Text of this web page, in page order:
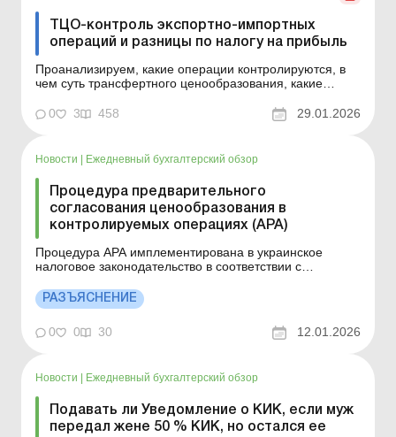
ТЦО-контроль экспортно-импортных
операций и разницы по налогу на прибыль
Проанализируем, какие операции контролируются, в
чем суть трансфертного ценообразования, какие
и что такое «конструктивные дивиденды».
Плательщики налога на прибыль, которые
услуги), должны пом...
0 3 458 29.01.2026
Новости | Ежедневный бухгалтерский обзор
Процедура предварительного
согласования ценообразования в
контролируемых операциях (APA)
Процедура АРА имплементирована в украинское
налоговое законодательство в соответствии с
практиками по противодействию агрессивным схемам
международного налогового планирования и созданию
справедливой и конкурентной налоговой среды.
Больше по теме: ...
РАЗЪЯСНЕНИЕ
0 0 30 12.01.2026
Новости Ежедневный бухгалтерский обзор
Подавать ли Уведомление о КИК, если муж
передал жене 50 % КИК, но остался ее